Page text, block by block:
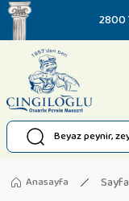
2800
Anasayfa